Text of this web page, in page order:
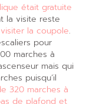
était gratuite
la visite reste
la coupole.
pour
marches à
mais qui
puisqu’il
320 marches à
de plafond et